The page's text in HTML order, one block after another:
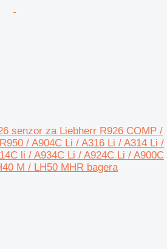
senzor za Liebherr R926 COMP /
/ A904C Li / A316 Li / A314 Li /
li / A934C Li / A924C Li / A900C
M / LH50 MHR bagera